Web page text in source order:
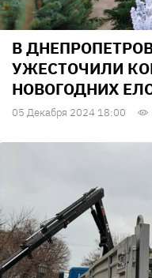
В
УЖЕСТОЧИЛИ
НОВОГОДНИХ
05 Декабря 2024 18:00